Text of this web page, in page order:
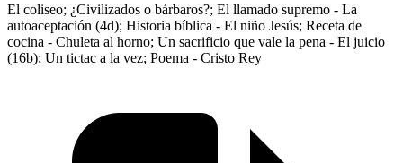
El coliseo; ¿Civilizados o bárbaros?; El llamado supremo - La
autoaceptación (4d); Historia bíblica - El niño Jesús; Receta de
cocina - Chuleta al horno; Un sacrificio que vale la pena - El juicio
(16b); Un tictac a la vez; Poema - Cristo Rey